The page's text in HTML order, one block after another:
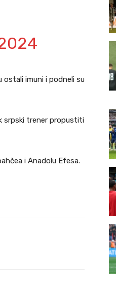
ostali imuni i podneli su
srpski trener propustiti
i Anadolu Efesa.